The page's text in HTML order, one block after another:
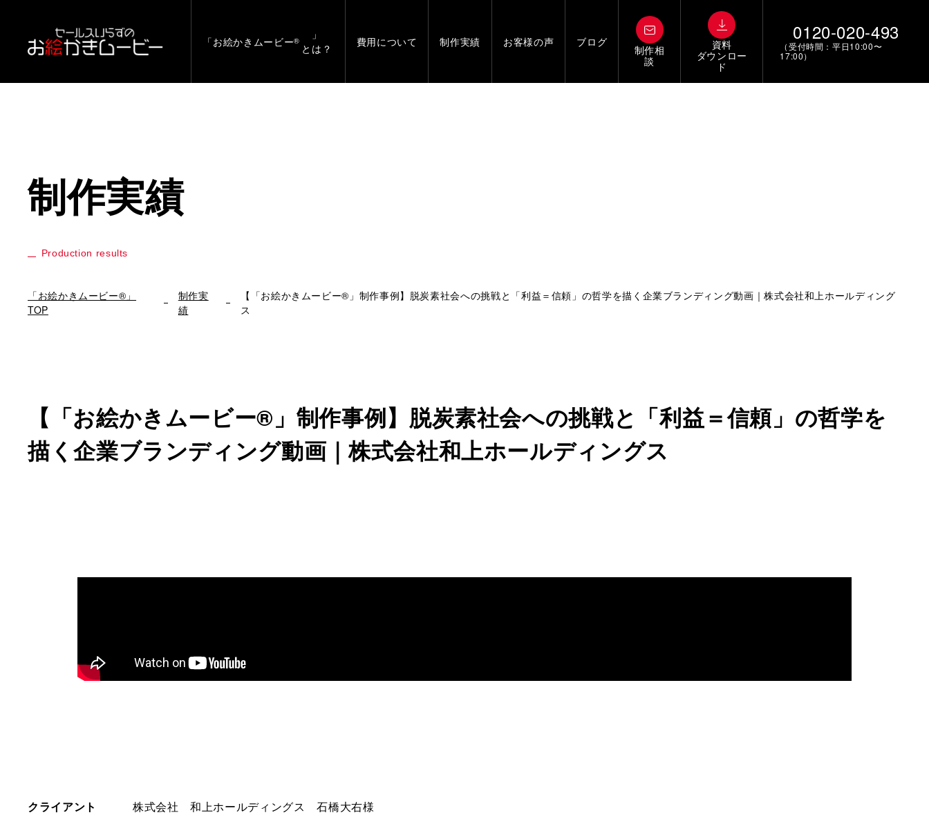
「お絵かきムービー®
」
とは？
費用について 制作実績 お客様の声 ブログ
制作相
談
資料
ダウンロー
ド
0120-020-493
（受付時間：平日10:00〜
17:00）
制作実績
Production results
「お絵かきムービー®」
TOP
制作実
績
【「お絵かきムービー®」制作事例】脱炭素社会への挑戦と「利益＝信頼」の哲学を描く企業ブランディング動画｜株式会社和上ホールディング
ス
【「お絵かきムービー®」制作事例】脱炭素社会への挑戦と「利益＝信頼」の哲学を
描く企業ブランディング動画｜株式会社和上ホールディングス
クライアント 株式会社 和上ホールディングス 石橋大右様